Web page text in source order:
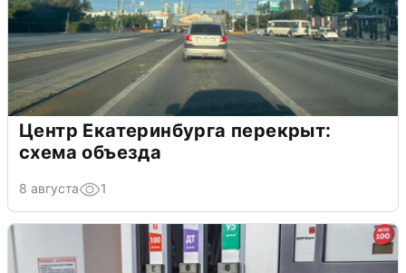
Центр Екатеринбурга перекрыт:
схема объезда
8 августа 1